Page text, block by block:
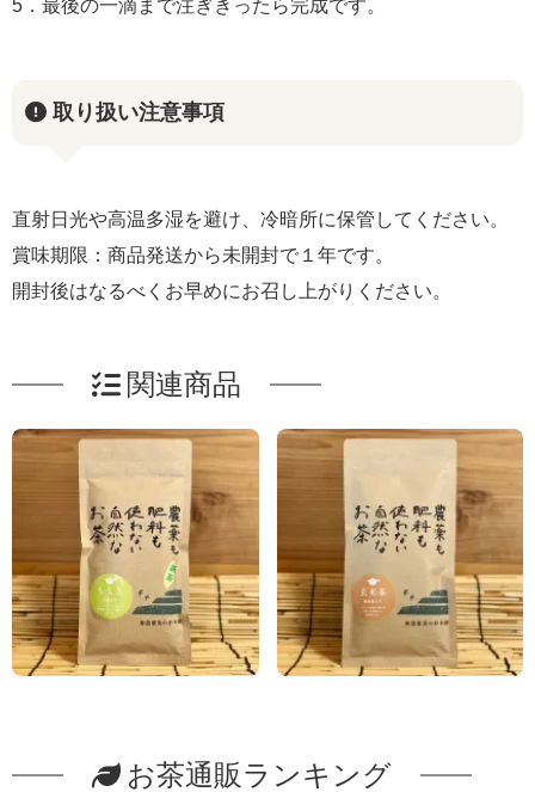
5．最後の一滴まで注ぎきったら完成です。
取り扱い注意事項
直射日光や高温多湿を避け、冷暗所に保管してください。
賞味期限：商品発送から未開封で１年です。
開封後はなるべくお早めにお召し上がりください。
関連商品
お茶通販ランキング